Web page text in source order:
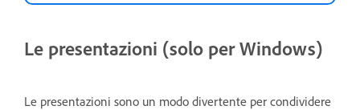
Le presentazioni (solo per Windows)
Le presentazioni sono un modo divertente per condividere